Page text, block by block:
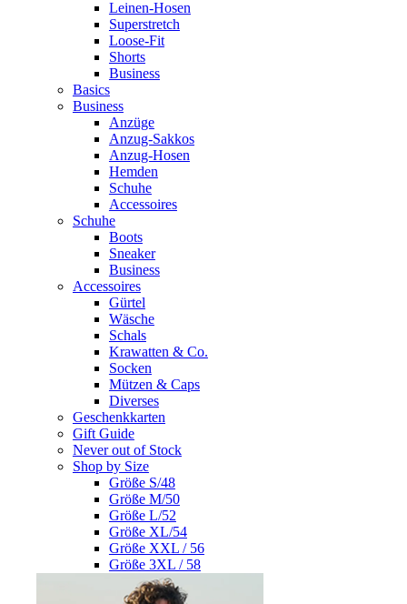
Leinen-Hosen
Superstretch
Loose-Fit
Shorts
Business
Basics
Business
Anzüge
Anzug-Sakkos
Anzug-Hosen
Hemden
Schuhe
Accessoires
Schuhe
Boots
Sneaker
Business
Accessoires
Gürtel
Wäsche
Schals
Krawatten & Co.
Socken
Mützen & Caps
Diverses
Geschenkkarten
Gift Guide
Never out of Stock
Shop by Size
Größe S/48
Größe M/50
Größe L/52
Größe XL/54
Größe XXL / 56
Größe 3XL / 58